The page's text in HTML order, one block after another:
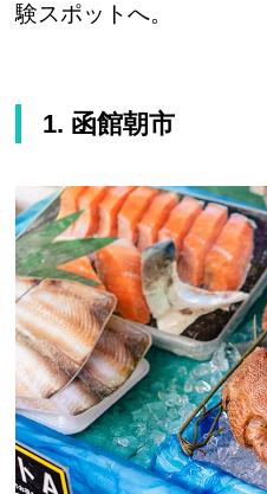
験スポットへ。
1. 函館朝市